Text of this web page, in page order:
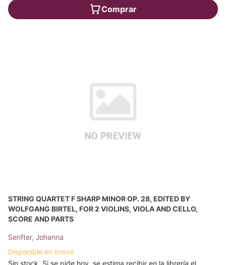
Comprar
STRING QUARTET F SHARP MINOR OP. 28, EDITED BY
WOLFGANG BIRTEL, FOR 2 VIOLINS, VIOLA AND CELLO,
SCORE AND PARTS
Senfter, Johanna
Disponible en breve
Sin stock. Si se pide hoy, se estima recibir en la librería el